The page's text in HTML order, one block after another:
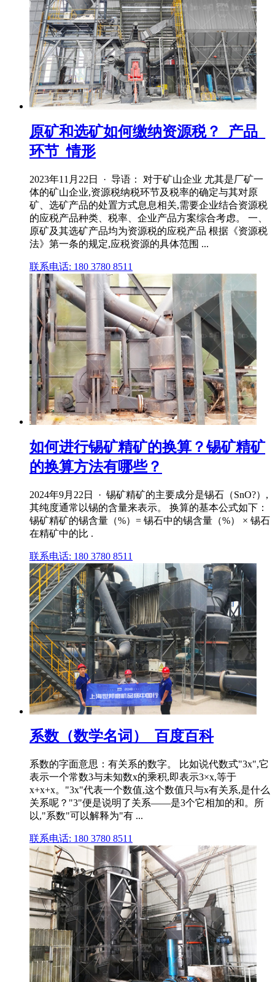
原矿和选矿如何缴纳资源税？_产品_
环节_情形
2023年11月22日 · 导语： 对于矿山企业 尤其是厂矿一
体的矿山企业,资源税纳税环节及税率的确定与其对原
矿、选矿产品的处置方式息息相关,需要企业结合资源税
的应税产品种类、税率、企业产品方案综合考虑。 一、
原矿及其选矿产品均为资源税的应税产品 根据《资源税
法》第一条的规定,应税资源的具体范围 ...
联系电话: 180 3780 8511
如何进行锡矿精矿的换算？锡矿精矿
的换算方法有哪些？
2024年9月22日 · 锡矿精矿的主要成分是锡石（SnO?）,
其纯度通常以锡的含量来表示。 换算的基本公式如下：
锡矿精矿的锡含量（%）= 锡石中的锡含量（%） × 锡石
在精矿中的比 .
联系电话: 180 3780 8511
系数（数学名词）_百度百科
系数的字面意思：有关系的数字。 比如说代数式"3x",它
表示一个常数3与未知数x的乘积,即表示3×x,等于
x+x+x。"3x"代表一个数值,这个数值只与x有关系,是什么
关系呢？"3"便是说明了关系——是3个它相加的和。所
以,"系数"可以解释为"有 ...
联系电话: 180 3780 8511